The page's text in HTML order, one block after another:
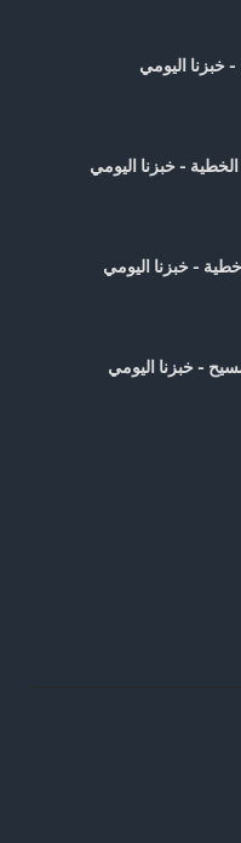
خبزنا اليومي
- خبزنا اليومي
- خبزنا اليومي
- خبزنا اليومي